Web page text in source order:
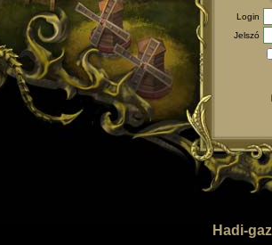
Login
Jelszó
Hadi-